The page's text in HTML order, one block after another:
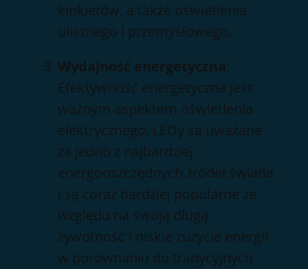
kinkietów, a także oświetlenia
ulicznego i przemysłowego.
Wydajność energetyczna:
Efektywność energetyczna jest
ważnym aspektem oświetlenia
elektrycznego. LEDy są uważane
za jedno z najbardziej
energooszczędnych źródeł światła
i są coraz bardziej popularne ze
względu na swoją długą
żywotność i niskie zużycie energii
w porównaniu do tradycyjnych